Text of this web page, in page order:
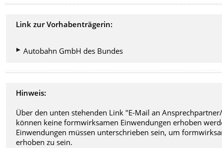
Link zur Vorhabenträgerin:
Autobahn GmbH des Bundes
Hinweis:
Über den unten stehenden Link "E-Mail an
können keine formwirksamen Einwendungen erhoben
Einwendungen müssen unterschrieben sein, um
erhoben zu sein.